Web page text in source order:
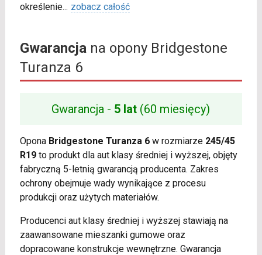
określenie... zobacz całość
Gwarancjana opony Bridgestone
Turanza 6
Gwarancja - 5 lat (60 miesięcy)
Opona Bridgestone Turanza 6w rozmiarze 245/45
R19to produkt dla aut klasy średniej i wyższej, objęty
fabryczną 5-letnią gwarancją producenta. Zakres
ochrony obejmuje wady wynikające z procesu
produkcji oraz użytych materiałów.
Producenci aut klasy średniej i wyższej stawiają na
zaawansowane mieszanki gumowe oraz
dopracowane konstrukcje wewnętrzne. Gwarancja